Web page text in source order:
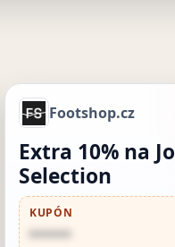
Footshop.cz
Extra 10% na
Selection
KUPÓN
••••••